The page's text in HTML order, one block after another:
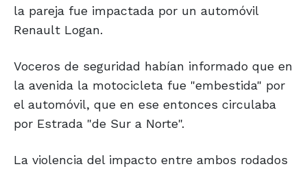
la pareja fue impactada por un automóvil
Renault Logan.
Voceros de seguridad habían informado que en
la avenida la motocicleta fue "embestida" por
el automóvil, que en ese entonces circulaba
por Estrada "de Sur a Norte".
La violencia del impacto entre ambos rodados